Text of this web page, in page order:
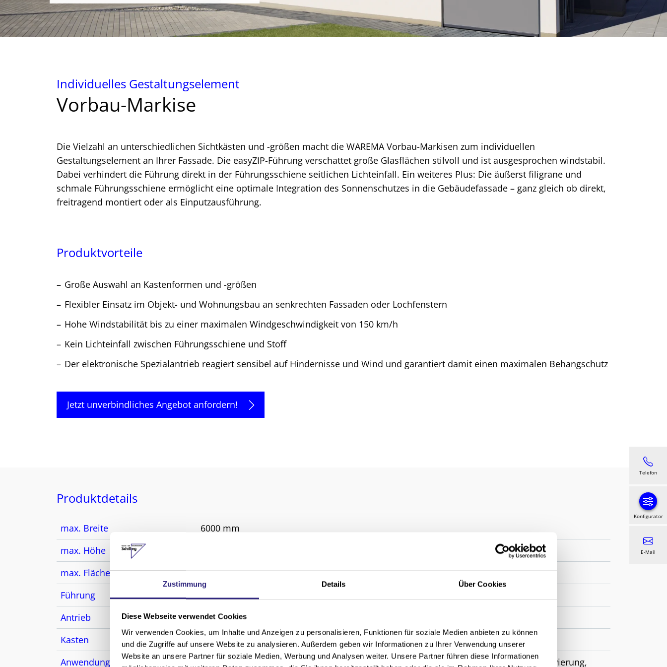
Zustimmung Details Über Cookies
Diese Webseite verwendet Cookies
Wir verwenden Cookies, um Inhalte und Anzeigen zu personalisieren, Funktionen für soziale Medien anbieten zu können
und die Zugriffe auf unsere Website zu analysieren. Außerdem geben wir Informationen zu Ihrer Verwendung unserer
Website an unsere Partner für soziale Medien, Werbung und Analysen weiter. Unsere Partner führen diese Informationen
Individuelles Gestaltungselement
Vorbau-Markise
Die Vielzahl an unterschiedlichen Sichtkästen und -größen macht die WAREMA Vorbau-Markisen zum individuellen
Gestaltungselement an Ihrer Fassade. Die easyZIP-Führung verschattet große Glasflächen stilvoll und ist ausgesprochen windstabil.
Dabei verhindert die Führung direkt in der Führungsschiene seitlichen Lichteinfall. Ein weiteres Plus: Die äußerst filigrane und
schmale Führungsschiene ermöglicht eine optimale Integration des Sonnenschutzes in die Gebäudefassade – ganz gleich ob direkt,
freitragend montiert oder als Einputzausführung.
Produktvorteile
Große Auswahl an Kastenformen und -größen
Flexibler Einsatz im Objekt- und Wohnungsbau an senkrechten Fassaden oder Lochfenstern
Hohe Windstabilität bis zu einer maximalen Windgeschwindigkeit von 150 km/h
Kein Lichteinfall zwischen Führungsschiene und Stoff
Der elektronische Spezialantrieb reagiert sensibel auf Hindernisse und Wind und garantiert damit einen maximalen Behangschutz
Jetzt unverbindliches Angebot anfordern!
Produktdetails
max. Breite
6000 mm
max. Höhe
max. Fläche
18 m²
Führung
easyZIP-Führung, Fallarm, GranTex, Markisolette, Schienenführung, Seilführung
Antrieb
Kurbel, Motor, WMS Funkmotor
Kasten
verschiedene Größen
Anwendungsbereich
Perea P60/P70, Pfosten-Riegel-Fassade, Terrassendach, Wintergarten, Neubau, Renovierung,
Telefon
Konfigurator
E-Mail